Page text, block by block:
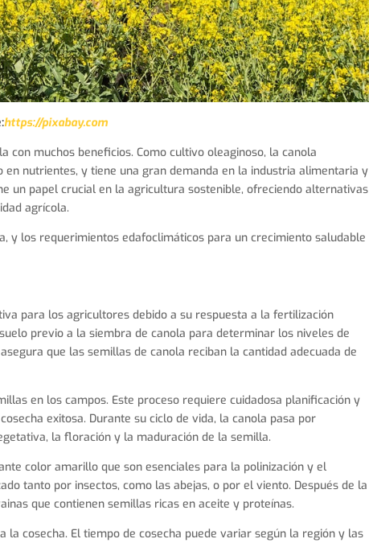
https://pixabay.com
con muchos beneficios. Como cultivo oleaginoso, la canola
nutrientes, y tiene una gran demanda en la industria alimentaria y
un papel crucial en la agricultura sostenible, ofreciendo alternativas
agrícola.
y los requerimientos edafoclimáticos para un crecimiento saludable
para los agricultores debido a su respuesta a la fertilización
previo a la siembra de canola para determinar los niveles de
que las semillas de canola reciban la cantidad adecuada de
en los campos. Este proceso requiere cuidadosa planificación y
exitosa. Durante su ciclo de vida, la canola pasa por
la floración y la maduración de la semilla.
color amarillo que son esenciales para la polinización y el
tanto por insectos, como las abejas, o por el viento. Después de la
que contienen semillas ricas en aceite y proteínas.
cosecha. El tiempo de cosecha puede variar según la región y las